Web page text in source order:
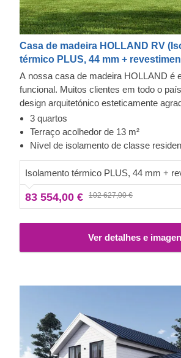
Casa de madeira HOLLAND RV
térmico PLUS, 44 mm +
A nossa casa de madeira HOLLAND é
funcional. Muitos clientes em todo o
design arquitetónico esteticamente
um toque mais contemporâneo do que
clássicos e é ideal para quem admira o
Desfrute da amplitude do espaço,
3 quartos
Terraço acolhedor de 13 m²
Nível de isolamento de classe
Isolamento térmico PLUS, 44 mm +
83 554,00 € 102 627,00 €
Ver detalhes e